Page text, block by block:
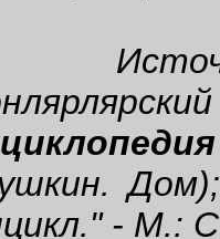
- М.: